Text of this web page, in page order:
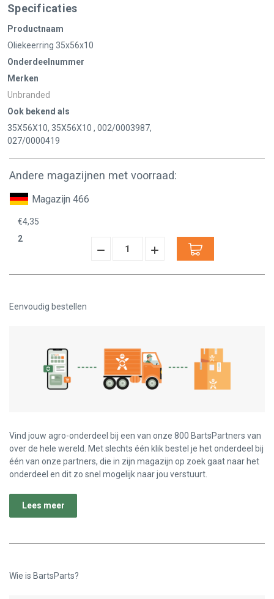
Specificaties
Productnaam
Oliekeerring 35x56x10
Onderdeelnummer
Merken
Unbranded
Ook bekend als
35X56X10, 35X56X10 , 002/0003987,
027/0000419
Andere magazijnen met voorraad:
Magazijn 466
€4,35
2
Hoeveelheid
Verminderen:
Hoeveelheid
verhogen:
Eenvoudig bestellen
Vind jouw agro-onderdeel bij een van onze 800 BartsPartners van
over de hele wereld. Met slechts één klik bestel je het onderdeel bij
één van onze partners, die in zijn magazijn op zoek gaat naar het
onderdeel en dit zo snel mogelijk naar jou verstuurt.
Lees meer
Wie is BartsParts?